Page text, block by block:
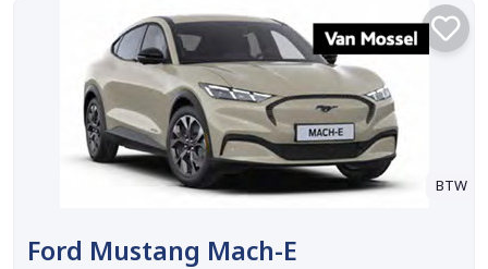
BTW
Ford Mustang Mach-E